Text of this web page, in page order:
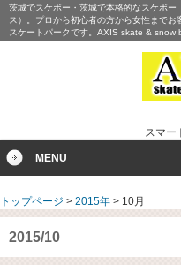
茨城でスケボー・茨城で本格的なスケボ
ス）。プロから初心者の方から女性まで
スケートパークです。AXIS skate & snow
スマー
MENU
トップページ > 2015年 > 10月
2015/10